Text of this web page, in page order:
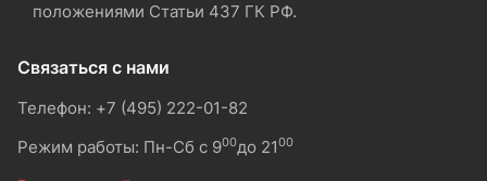
положениями Статьи 437 ГК РФ.
Связаться с нами
Телефон: +7 (495) 222-01-82
Режим работы: Пн-Сб с 900до 2100